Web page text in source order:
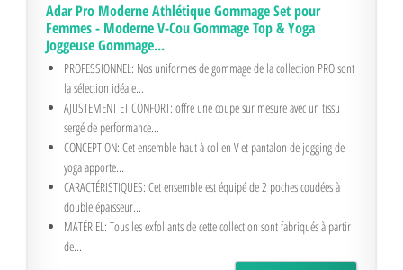
Adar Pro Moderne Athlétique Gommage Set pour
Femmes - Moderne V-Cou Gommage Top & Yoga
Joggeuse Gommage...
PROFESSIONNEL: Nos uniformes de gommage de la collection PRO sont
la sélection idéale...
AJUSTEMENT ET CONFORT: offre une coupe sur mesure avec un tissu
sergé de performance...
CONCEPTION: Cet ensemble haut à col en V et pantalon de jogging de
yoga apporte...
CARACTÉRISTIQUES: Cet ensemble est équipé de 2 poches coudées à
double épaisseur...
MATÉRIEL: Tous les exfoliants de cette collection sont fabriqués à partir
de...